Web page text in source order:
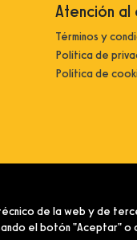
Atención al
Términos y
Política de
Política de
de la web y de
el botón "Aceptar" o